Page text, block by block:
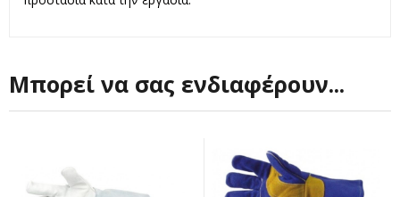
Μπορεί να σας ενδιαφέρουν...